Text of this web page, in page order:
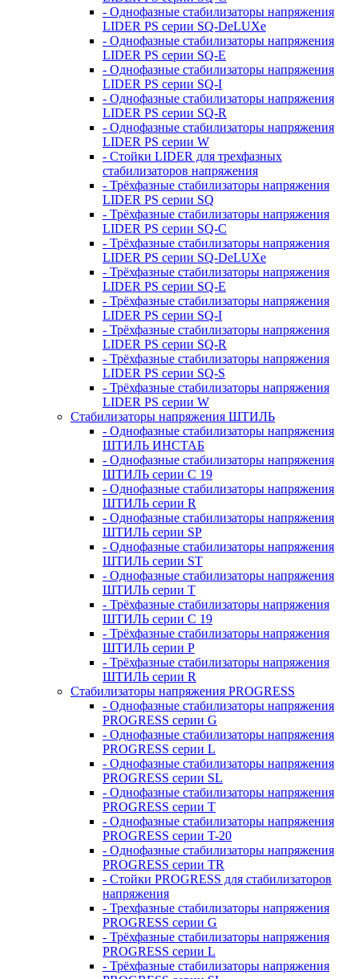
- Однофазные стабилизаторы напряжения
LIDER PS серии SQ-DeLUXe
- Однофазные стабилизаторы напряжения
LIDER PS серии SQ-E
- Однофазные стабилизаторы напряжения
LIDER PS серии SQ-I
- Однофазные стабилизаторы напряжения
LIDER PS серии SQ-R
- Однофазные стабилизаторы напряжения
LIDER PS серии W
- Стойки LIDER для трехфазных
стабилизаторов напряжения
- Трёхфазные стабилизаторы напряжения
LIDER PS серии SQ
- Трёхфазные стабилизаторы напряжения
LIDER PS серии SQ-C
- Трёхфазные стабилизаторы напряжения
LIDER PS серии SQ-DeLUXe
- Трёхфазные стабилизаторы напряжения
LIDER PS серии SQ-E
- Трёхфазные стабилизаторы напряжения
LIDER PS серии SQ-I
- Трёхфазные стабилизаторы напряжения
LIDER PS серии SQ-R
- Трёхфазные стабилизаторы напряжения
LIDER PS серии SQ-S
- Трёхфазные стабилизаторы напряжения
LIDER PS серии W
Стабилизаторы напряжения ШТИЛЬ
- Однофазные стабилизаторы напряжения
ШТИЛЬ ИНСТАБ
- Однофазные стабилизаторы напряжения
ШТИЛЬ серии C 19
- Однофазные стабилизаторы напряжения
ШТИЛЬ серии R
- Однофазные стабилизаторы напряжения
ШТИЛЬ серии SP
- Однофазные стабилизаторы напряжения
ШТИЛЬ серии ST
- Однофазные стабилизаторы напряжения
ШТИЛЬ серии T
- Трёхфазные стабилизаторы напряжения
ШТИЛЬ серии C 19
- Трёхфазные стабилизаторы напряжения
ШТИЛЬ серии P
- Трёхфазные стабилизаторы напряжения
ШТИЛЬ серии R
Стабилизаторы напряжения PROGRESS
- Однофазные стабилизаторы напряжения
PROGRESS серии G
- Однофазные стабилизаторы напряжения
PROGRESS серии L
- Однофазные стабилизаторы напряжения
PROGRESS серии SL
- Однофазные стабилизаторы напряжения
PROGRESS серии T
- Однофазные стабилизаторы напряжения
PROGRESS серии T-20
- Однофазные стабилизаторы напряжения
PROGRESS серии TR
- Стойки PROGRESS для стабилизаторов
напряжения
- Трехфазные стабилизаторы напряжения
PROGRESS серии G
- Трёхфазные стабилизаторы напряжения
PROGRESS серии L
- Трёхфазные стабилизаторы напряжения